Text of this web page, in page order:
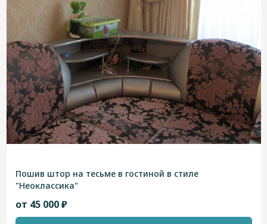
Пошив штор на тесьме в гостиной в стиле
"Неоклассика"
от 45 000 ₽